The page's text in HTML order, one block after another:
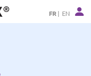
FR EN